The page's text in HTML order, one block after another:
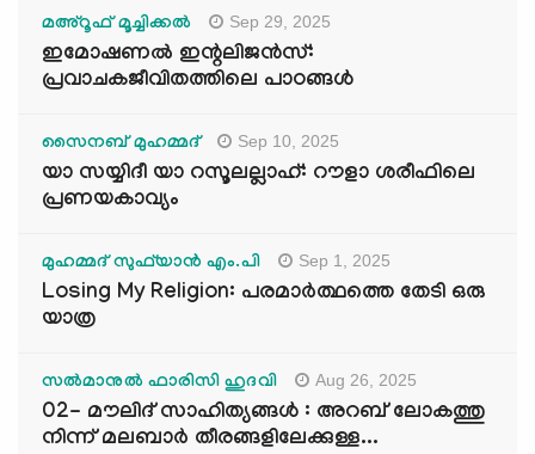
മഅ്റൂഫ് മൂച്ചിക്കല്‍ Sep 29, 2025
ഇമോഷണൽ ഇന്റലിജൻസ്:
പ്രവാചകജീവിതത്തിലെ പാഠങ്ങൾ
സൈനബ് മുഹമ്മദ് Sep 10, 2025
യാ സയ്യിദീ യാ റസൂലല്ലാഹ്: റൗളാ ശരീഫിലെ
പ്രണയകാവ്യം
മുഹമ്മദ് സുഫ്‌യാൻ എം.പി Sep 1, 2025
Losing My Religion: പരമാർത്ഥത്തെ തേടി ഒരു
യാത്ര
സൽമാനുൽ ഫാരിസി ഹുദവി Aug 26, 2025
02- മൗലിദ് സാഹിത്യങ്ങൾ : അറബ് ലോകത്തു
നിന്ന് മലബാർ തീരങ്ങളിലേക്കുള്ള...